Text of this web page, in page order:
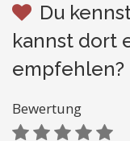
Du
kannst dort
empfehlen?
Bewertung